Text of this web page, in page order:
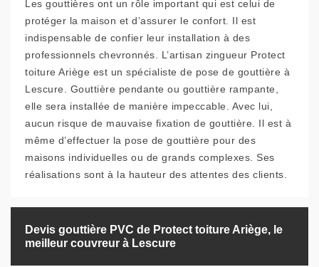
Les gouttières ont un rôle important qui est celui de
protéger la maison et d’assurer le confort. Il est
indispensable de confier leur installation à des
professionnels chevronnés. L’artisan zingueur Protect
toiture Ariège est un spécialiste de pose de gouttière à
Lescure. Gouttière pendante ou gouttière rampante,
elle sera installée de manière impeccable. Avec lui,
aucun risque de mauvaise fixation de gouttière. Il est à
même d’effectuer la pose de gouttière pour des
maisons individuelles ou de grands complexes. Ses
réalisations sont à la hauteur des attentes des clients.
Devis gouttière PVC de Protect toiture Ariège, le
meilleur couvreur à Lescure